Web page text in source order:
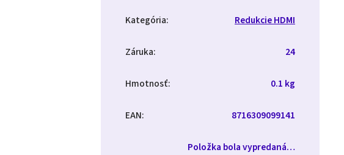
Kategória: Redukcie HDMI
Záruka: 24
Hmotnosť: 0.1 kg
EAN: 8716309099141
Položka bola vypredaná…